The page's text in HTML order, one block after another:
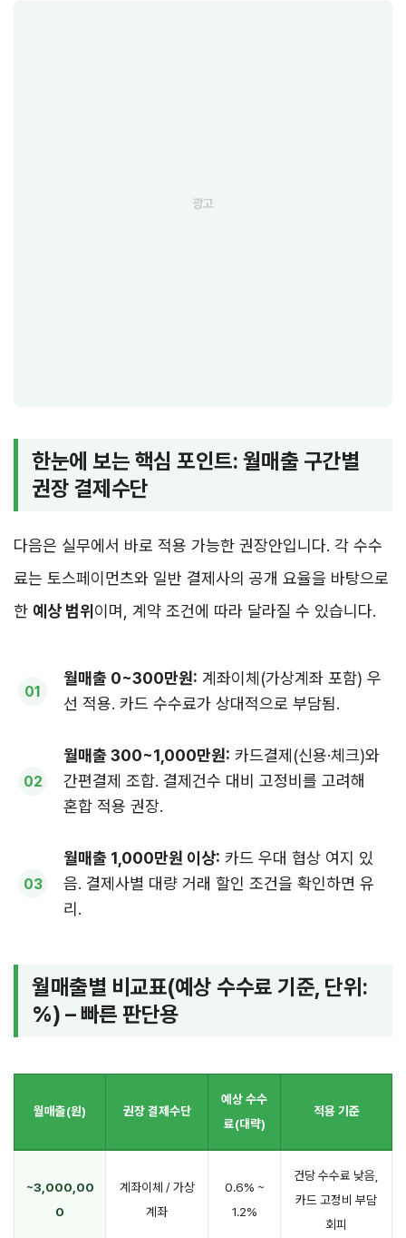
한눈에 보는 핵심 포인트: 월매출 구간별
권장 결제수단
다음은 실무에서 바로 적용 가능한 권장안입니다. 각 수수
료는 토스페이먼츠와 일반 결제사의 공개 요율을 바탕으로
한 예상 범위 이며, 계약 조건에 따라 달라질 수 있습니다.
월매출 0~300만원: 계좌이체(가상계좌 포함) 우
선 적용. 카드 수수료가 상대적으로 부담됨.
월매출 300~1,000만원: 카드결제(신용·체크)와
간편결제 조합. 결제건수 대비 고정비를 고려해
혼합 적용 권장.
월매출 1,000만원 이상: 카드 우대 협상 여지 있
음. 결제사별 대량 거래 할인 조건을 확인하면 유
리.
월매출별 비교표(예상 수수료 기준, 단위:
%) – 빠른 판단용
월매출(원) 권장 결제수단
예상 수수
료(대략)
적용 기준
~3,000,00
0
계좌이체 / 가상
계좌
0.6% ~
1.2%
건당 수수료 낮음,
카드 고정비 부담
회피